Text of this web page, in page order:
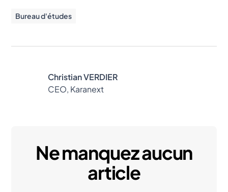
Bureau d'études
Christian VERDIER
CEO, Karanext
Ne manquez aucun
article